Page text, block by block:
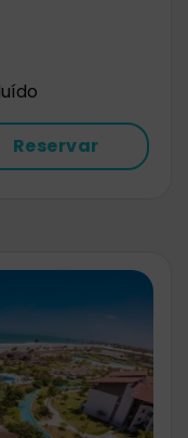
Reservar